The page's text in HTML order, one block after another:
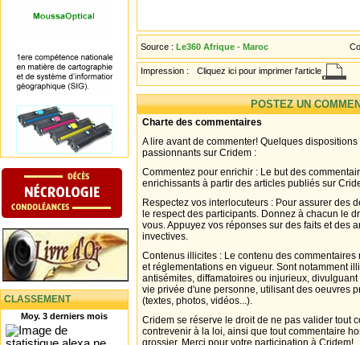
CLASSEMENT
Moy. 3 derniers mois
Source : Le360 Afrique - Maroc
Impression : Cliquez ici pour imprimer l'article
POSTEZ UN
Charte des commentaires
A lire avant de commenter! Quelques
passionnants sur Cridem :
Commentez pour enrichir : Le but des
enrichissants à partir des articles publiés sur
Respectez vos interlocuteurs : Pour assurer des
le respect des participants. Donnez à chacun le
vous. Appuyez vos réponses sur des faits et des
invectives.
Contenus illicites : Le contenu des
et réglementations en vigueur. Sont notamment
antisémites, diffamatoires ou injurieux,
vie privée d'une personne, utilisant des oeuvres
(textes, photos, vidéos...).
Cridem se réserve le droit de ne pas valider tout
contrevenir à la loi, ainsi que tout commentaire
grossier. Merci pour votre participation à Cridem!